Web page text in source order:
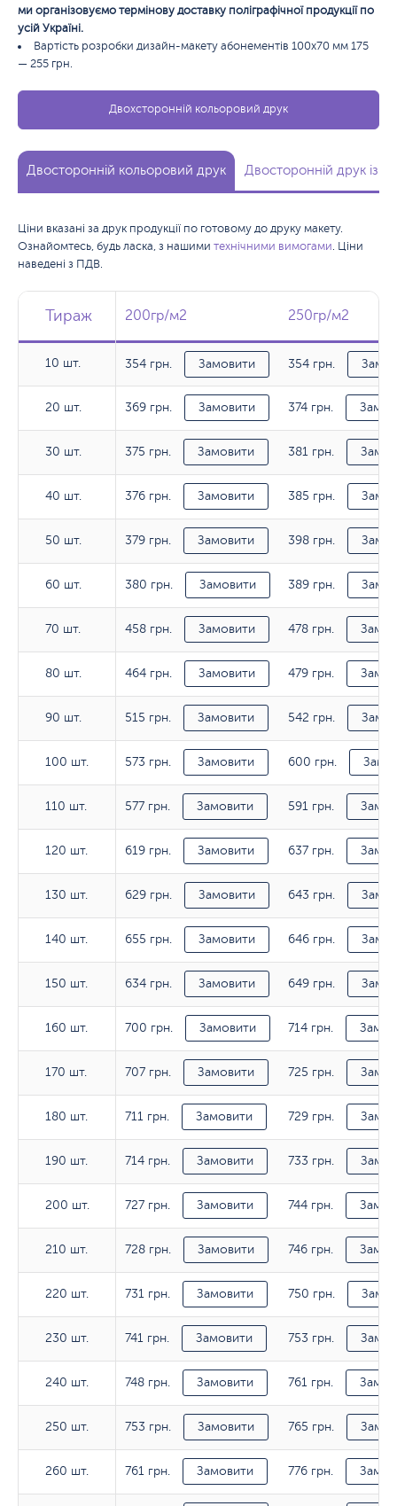
ми організовуємо термінову доставку поліграфічної продукції по
усій Україні.
Вартість розробки дизайн-макету абонементів 100х70 мм 175
— 255 грн.
Двохсторонній кольоровий друк
Двосторонній кольоровий друк Двосторонній друк із
Ціни вказані за друк продукції по готовому до друку макету.
Ознайомтесь, будь ласка, з нашими технічними вимогами. Ціни
наведені з ПДВ.
Тираж
10 шт.
20 шт.
30 шт.
40 шт.
50 шт.
60 шт.
70 шт.
80 шт.
90 шт.
100 шт.
110 шт.
120 шт.
130 шт.
140 шт.
150 шт.
160 шт.
170 шт.
180 шт.
190 шт.
200 шт.
210 шт.
220 шт.
230 шт.
240 шт.
250 шт.
260 шт.
Тираж 200гр/м2 250гр/м2
Тираж 200гр/м2 250гр/м2
10 шт. 354 грн. Замовити 354 грн.
20 шт. 369 грн. Замовити 374 грн.
30 шт. 375 грн. Замовити 381 грн.
40 шт. 376 грн. Замовити 385 грн.
50 шт. 379 грн. Замовити 398 грн.
60 шт. 380 грн. Замовити 389 грн.
70 шт. 458 грн. Замовити 478 грн.
80 шт. 464 грн. Замовити 479 грн.
90 шт. 515 грн. Замовити 542 грн.
100 шт. 573 грн. Замовити 600 грн.
110 шт. 577 грн. Замовити 591 грн.
120 шт. 619 грн. Замовити 637 грн.
130 шт. 629 грн. Замовити 643 грн.
140 шт. 655 грн. Замовити 646 грн.
150 шт. 634 грн. Замовити 649 грн.
160 шт. 700 грн. Замовити 714 грн.
170 шт. 707 грн. Замовити 725 грн.
180 шт. 711 грн. Замовити 729 грн.
190 шт. 714 грн. Замовити 733 грн.
200 шт. 727 грн. Замовити 744 грн.
210 шт. 728 грн. Замовити 746 грн.
220 шт. 731 грн. Замовити 750 грн.
230 шт. 741 грн. Замовити 753 грн.
240 шт. 748 грн. Замовити 761 грн.
250 шт. 753 грн. Замовити 765 грн.
260 шт. 761 грн. Замовити 776 грн.